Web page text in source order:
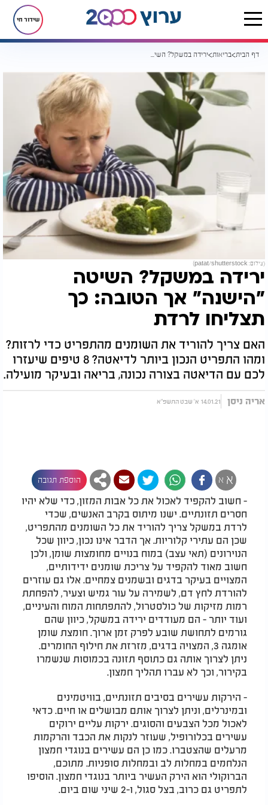
שידור חי
דף הבית בריאות ירידה במשקל? השיטה "הישנה" אך הטובה: כך תצליחו לרדת
(צילום: patat/shutterstock)
ירידה במשקל? השיטה
"הישנה" אך הטובה: כך
תצליחו לרדת
האם צריך להוריד את השומנים מהתפריט כדי לרזות?
ומהו התפריט הנכון ביותר לדיאטה? 8 טיפים שיעזרו
לכם עם הדיאטה בצורה נכונה, בריאה ובעיקר מועילה.
אריה ניסן 14.01.21 א' שבט התשפ"א
א א הוספת תגובה
- חשוב להקפיד לאכול את כל אבות המזון, כדי שלא יהיו
חסרים תזונתיים. ישנו מיתוס בקרב האנשים, שכדי
לרדת במשקל צריך להוריד את כל השומנים מהתפריט,
שכן הם עתירי קלוריות. אך הדבר אינו נכון, כיוון שכל
הנוירונים (תאי עצב) במוח בנויים מחומצות שומן, ולכן
חשוב מאוד להקפיד על צריכת שומנים ידידותיים,
המצויים בעיקר בדגים ובשמנים צמחיים. אלו גם עוזרים
להורדת לחץ דם, לשמירה על עור גמיש וצעיר, להפחתת
רמות מזיקות של כולסטרול, להתפתחות המוח והעיניים,
ועוד יותר - הם מעודדים ירידה במשקל, כיוון שהם
גורמים לתחושת שובע לפרק זמן ארוך. חומצת שומן
אומגה 3, המצויה בדגים, מזרזת את חילוף החומרים.
ניתן לצרוך אותה גם כתוסף תזונה בכמוסות שנשמרו
בקירור, וכך לא עברו תהליך חמצון.
- הירקות עשירים בסיבים תזונתיים, בוויטמינים
ובמינרלים, וניתן לצרוך אותם מבושלים או חיים. כדאי
לאכול מכל הצבעים והסוגים. ירקות עליים ירוקים
עשירים בכלורופיל, שעוזר לנקות את הכבד והרקמות
מרעלים שהצטברו. כמו כן הם עשירים בנוגדי חמצון
הנלחמים במחלות לב ובמחלות סופניות. מתוכם,
הברוקולי הוא הירק העשיר ביותר בנוגדי חמצון. הוסיפו
לתפריט גם כרוב, בצל סגול, ו-2 שיני שום ביום.